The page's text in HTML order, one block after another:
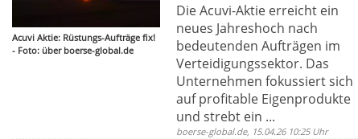
Acuvi Aktie: Rüstungs-Aufträge fix!
- Foto: über boerse-global.de
Die Acuvi-Aktie erreicht ein
neues Jahreshoch nach
bedeutenden Aufträgen im
Verteidigungssektor. Das
Unternehmen fokussiert sich
auf profitable Eigenprodukte
und strebt ein ...
boerse-global.de, 15.04.26 10:25 Uhr